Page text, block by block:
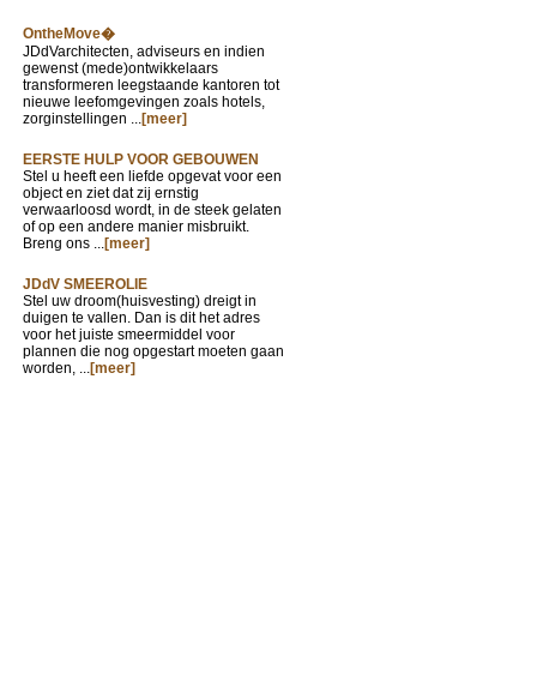
OntheMove�
JDdVarchitecten, adviseurs en indien
gewenst (mede)ontwikkelaars
transformeren leegstaande kantoren tot
nieuwe leefomgevingen zoals hotels,
zorginstellingen ...[meer]
EERSTE HULP VOOR GEBOUWEN
Stel u heeft een liefde opgevat voor een
object en ziet dat zij ernstig
verwaarloosd wordt, in de steek gelaten
of op een andere manier misbruikt.
Breng ons ...[meer]
JDdV SMEEROLIE
Stel uw droom(huisvesting) dreigt in
duigen te vallen. Dan is dit het adres
voor het juiste smeermiddel voor
plannen die nog opgestart moeten gaan
worden, ...[meer]